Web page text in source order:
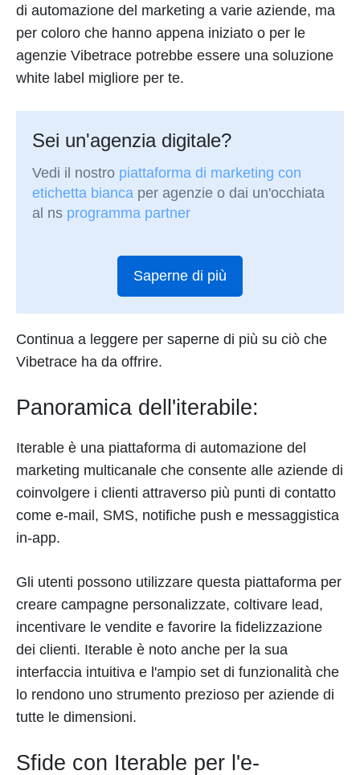
di automazione del marketing a varie aziende, ma
per coloro che hanno appena iniziato o per le
agenzie Vibetrace potrebbe essere una soluzione
white label migliore per te.
Sei un'agenzia digitale?
Vedi il nostro piattaforma di marketing con
etichetta bianca per agenzie o dai un'occhiata
al ns programma partner
Saperne di più
Continua a leggere per saperne di più su ciò che
Vibetrace ha da offrire.
Panoramica dell'iterabile:
Iterable è una piattaforma di automazione del
marketing multicanale che consente alle aziende di
coinvolgere i clienti attraverso più punti di contatto
come e-mail, SMS, notifiche push e messaggistica
in-app.
Gli utenti possono utilizzare questa piattaforma per
creare campagne personalizzate, coltivare lead,
incentivare le vendite e favorire la fidelizzazione
dei clienti. Iterable è noto anche per la sua
interfaccia intuitiva e l'ampio set di funzionalità che
lo rendono uno strumento prezioso per aziende di
tutte le dimensioni.
Sfide con Iterable per l'e-